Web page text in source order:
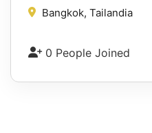
Bangkok, Tailandia
0 People Joined